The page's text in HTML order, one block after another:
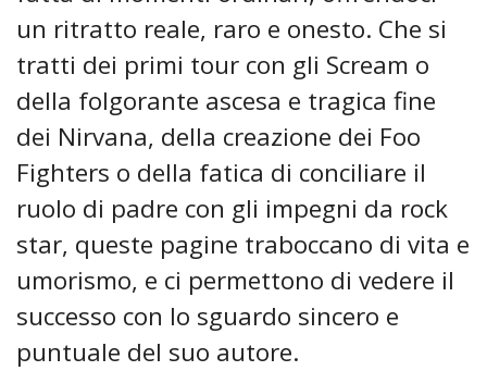
un ritratto reale, raro e onesto. Che si
tratti dei primi tour con gli Scream o
della folgorante ascesa e tragica fine
dei Nirvana, della creazione dei Foo
Fighters o della fatica di conciliare il
ruolo di padre con gli impegni da rock
star, queste pagine traboccano di vita e
umorismo, e ci permettono di vedere il
successo con lo sguardo sincero e
puntuale del suo autore.